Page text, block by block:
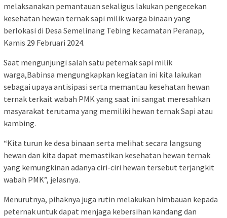
melaksanakan pemantauan sekaligus lakukan pengecekan
kesehatan hewan ternak sapi milik warga binaan yang
berlokasi di Desa Semelinang Tebing kecamatan Peranap,
Kamis 29 Februari 2024.
Saat mengunjungi salah satu peternak sapi milik
warga,Babinsa mengungkapkan kegiatan ini kita lakukan
sebagai upaya antisipasi serta memantau kesehatan hewan
ternak terkait wabah PMK yang saat ini sangat meresahkan
masyarakat terutama yang memiliki hewan ternak Sapi atau
kambing.
“Kita turun ke desa binaan serta melihat secara langsung
hewan dan kita dapat memastikan kesehatan hewan ternak
yang kemungkinan adanya ciri-ciri hewan tersebut terjangkit
wabah PMK”, jelasnya.
Menurutnya, pihaknya juga rutin melakukan himbauan kepada
peternak untuk dapat menjaga kebersihan kandang dan